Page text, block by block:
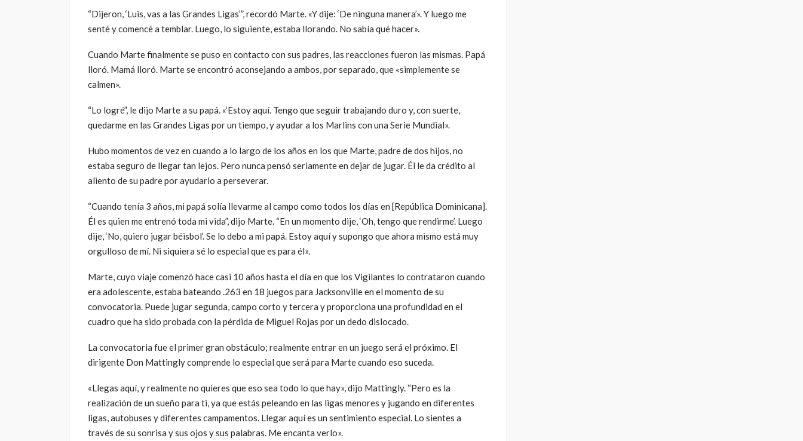
“Dijeron, ‘Luis, vas a las Grandes Ligas’”, recordó Marte. «Y dije: ‘De ninguna manera’». Y luego me
senté y comencé a temblar. Luego, lo siguiente, estaba llorando. No sabía qué hacer».
Cuando Marte finalmente se puso en contacto con sus padres, las reacciones fueron las mismas. Papá
lloró. Mamá lloró. Marte se encontró aconsejando a ambos, por separado, que «simplemente se
calmen».
“Lo logré”, le dijo Marte a su papá. «‘Estoy aquí. Tengo que seguir trabajando duro y, con suerte,
quedarme en las Grandes Ligas por un tiempo, y ayudar a los Marlins con una Serie Mundial».
Hubo momentos de vez en cuando a lo largo de los años en los que Marte, padre de dos hijos, no
estaba seguro de llegar tan lejos. Pero nunca pensó seriamente en dejar de jugar. Él le da crédito al
aliento de su padre por ayudarlo a perseverar.
“Cuando tenía 3 años, mi papá solía llevarme al campo como todos los días en [República Dominicana].
Él es quien me entrenó toda mi vida”, dijo Marte. “En un momento dije, ‘Oh, tengo que rendirme’. Luego
dije, ‘No, quiero jugar béisbol’. Se lo debo a mi papá. Estoy aquí y supongo que ahora mismo está muy
orgulloso de mí. Ni siquiera sé lo especial que es para él».
Marte, cuyo viaje comenzó hace casi 10 años hasta el día en que los Vigilantes lo contrataron cuando
era adolescente, estaba bateando .263 en 18 juegos para Jacksonville en el momento de su
convocatoria. Puede jugar segunda, campo corto y tercera y proporciona una profundidad en el
cuadro que ha sido probada con la pérdida de Miguel Rojas por un dedo dislocado.
La convocatoria fue el primer gran obstáculo; realmente entrar en un juego será el próximo. El
dirigente Don Mattingly comprende lo especial que será para Marte cuando eso suceda.
«Llegas aquí, y realmente no quieres que eso sea todo lo que hay», dijo Mattingly. “Pero es la
realización de un sueño para ti, ya que estás peleando en las ligas menores y jugando en diferentes
ligas, autobuses y diferentes campamentos. Llegar aquí es un sentimiento especial. Lo sientes a
través de su sonrisa y sus ojos y sus palabras. Me encanta verlo».